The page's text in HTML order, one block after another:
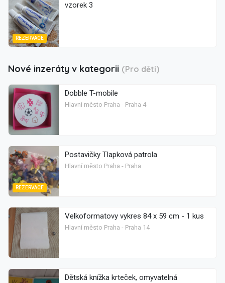
REZERVACE
vzorek 3
Nové inzeráty v kategorii (Pro děti)
Dobble T-mobile
Hlavní město Praha - Praha 4
REZERVACE
Postavičky Tlapková patrola
Hlavní město Praha - Praha
Velkoformatovy vykres 84 x 59 cm - 1 kus
Hlavní město Praha - Praha 14
Dětská knížka krteček, omyvatelná